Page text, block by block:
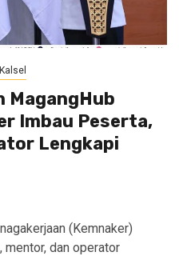
MagangHub
Imbau Peserta,
Lengkapi
(Kemnaker)
dan operator